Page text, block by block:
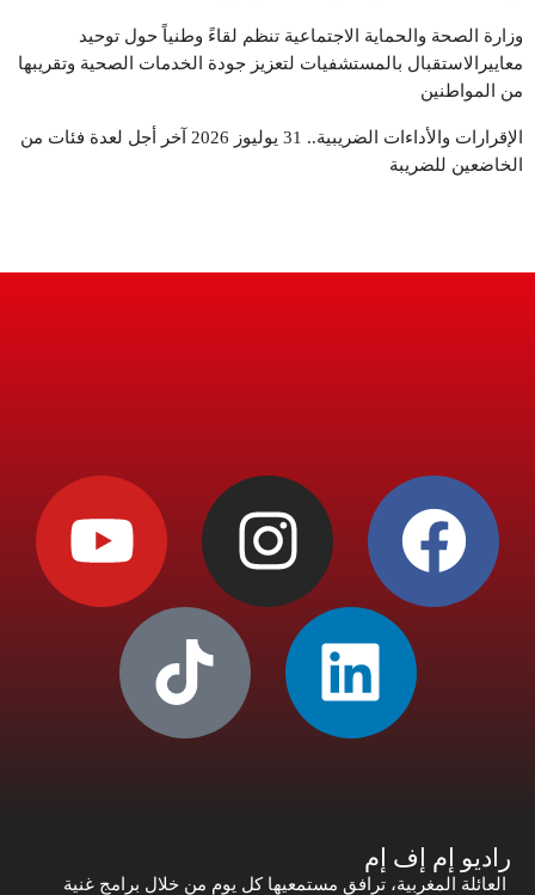
وزارة الصحة والحماية الاجتماعية تنظم لقاءً وطنياً حول توحيد
معاييرالاستقبال بالمستشفيات لتعزيز جودة الخدمات الصحية وتقريبها
من المواطنين
الإقرارات والأداءات الضريبية.. 31 يوليوز 2026 آخر أجل لعدة فئات من
الخاضعين للضريبة
راديو إم إف إم
العائلة المغربية، ترافق مستمعيها كل يوم من خلال برامج غنية